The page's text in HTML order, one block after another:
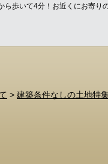
歩いて4分！お近くにお寄り
> 建築条件なしの土地特